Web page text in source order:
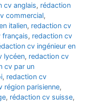
cv anglais, rédaction
commercial,
italien, redaction cv
français, redaction cv
cv ingénieur en
lycéen, redaction cv
cv par un
, redaction cv
région parisienne,
, rédaction cv suisse,